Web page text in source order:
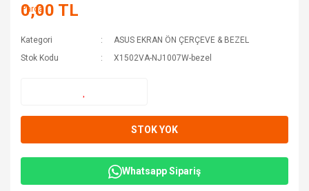
0,00 TL
Kategori
ASUS EKRAN ÖN ÇERÇEVE & BEZEL
Stok Kodu
X1502VA-NJ1007W-bezel
STOK YOK
Whatsapp Sipariş